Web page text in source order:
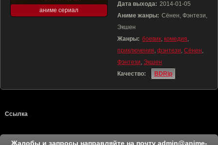
аниме сериал
Дата выхода: 2014-01-05
Аниме жанры: Сёнен, Фэнтези,
Экшен
Жанры: боевик, комедия,
приключения, фэнтези, Сёнен,
Фэнтези, Экшен
Качество:
BDRip
Ссылка
Жалобы и запросы направляйте на почту admin@anime-